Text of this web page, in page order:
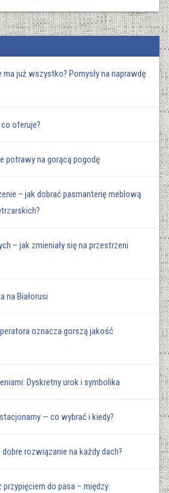
już wszystko? Pomysły na naprawdę
oferuje?
potrawy na gorącą pogodę
– jak dobrać pasmanterię meblową
– jak zmieniały się na przestrzeni
na Białorusi
oznacza gorszą jakość
Dyskretny urok i symbolika
— co wybrać i kiedy?
rozwiązanie na każdy dach?
do pasa – między